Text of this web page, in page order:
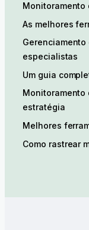
Monitoramento
As melhores
especialistas
Um guia
Monitoramento
estratégia
Melhores
Como rastrear